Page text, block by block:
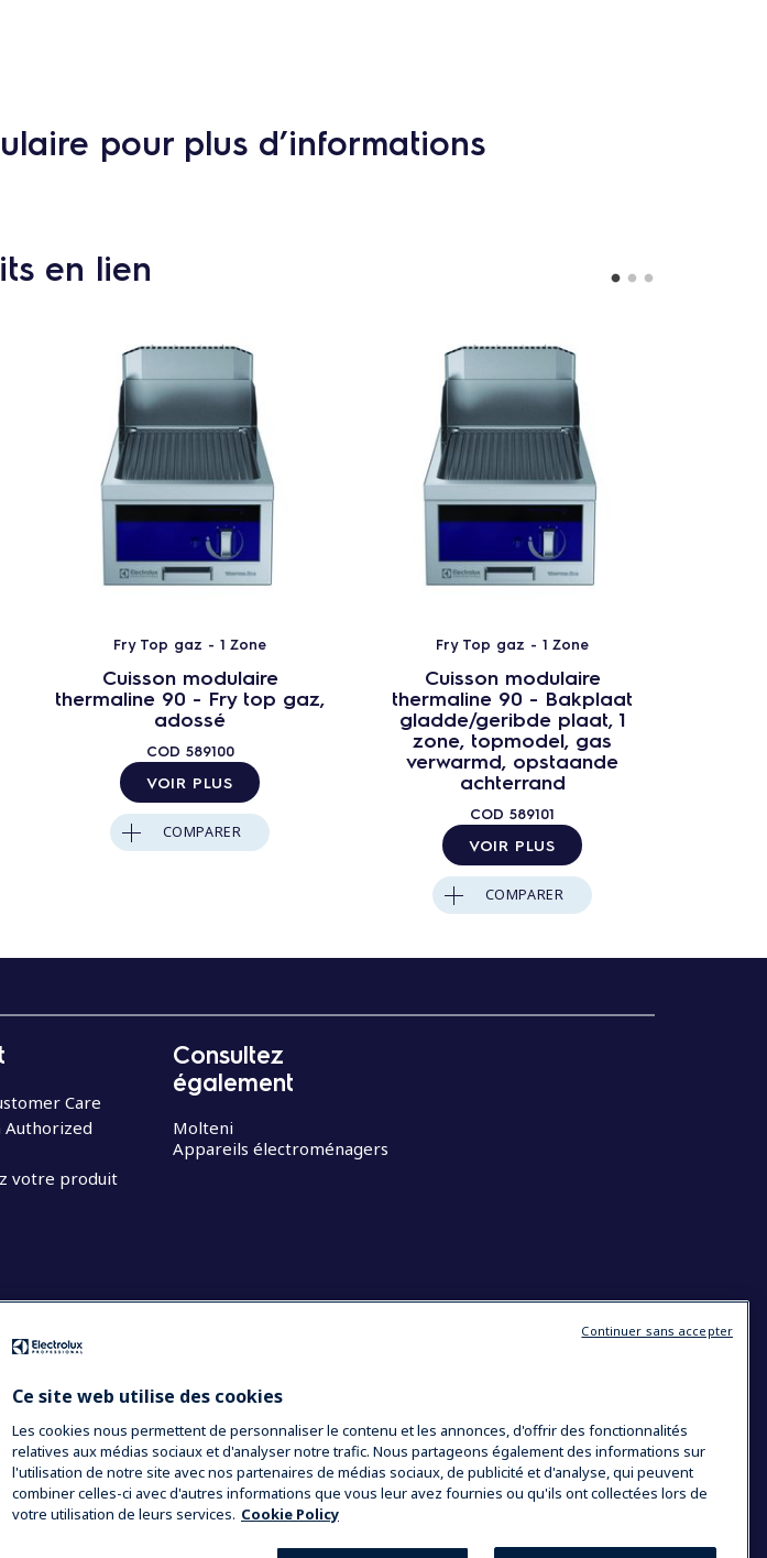
pour plus d’informations
en lien
Fry Top gaz - 1 Zone
Cuisson modulaire
thermaline 90 - Fry top gaz,
adossé
COD 589100
VOIR PLUS
COMPARER
Fry Top gaz - 1 Zone
Cuisson modulaire
thermaline 90 - Bakplaat
gladde/geribde plaat, 1
zone, topmodel, gas
verwarmd, opstaande
achterrand
COD 589101
VOIR PLUS
COMPARER
Care
Authorized
votre produit
Consultez
également
Molteni
Appareils électroménagers
Ce site web utilise des cookies
Les cookies nous permettent de personnaliser le contenu et les annonces, d'offrir des fonctionnalités
relatives aux médias sociaux et d'analyser notre trafic. Nous partageons également des informations sur
l'utilisation de notre site avec nos partenaires de médias sociaux, de publicité et d'analyse, qui peuvent
combiner celles-ci avec d'autres informations que vous leur avez fournies ou qu'ils ont collectées lors de
votre utilisation de leurs services. Cookie Policy
Continuer sans accepter